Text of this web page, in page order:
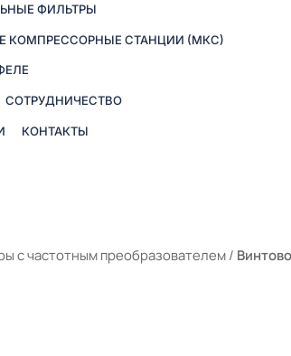
ФИЛЬТРЫ
КОМПРЕССОРНЫЕ СТАНЦИИ (МКС)
СОТРУДНИЧЕСТВО
КОНТАКТЫ
с частотным преобразователем /